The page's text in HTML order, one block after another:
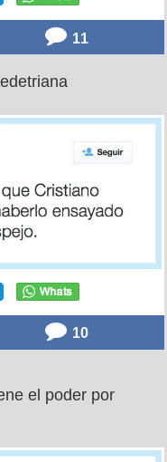
11
10
el poder por